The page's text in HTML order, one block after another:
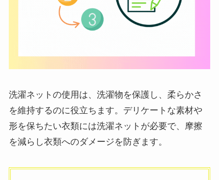
洗濯ネットの使用は、洗濯物を保護し、柔らかさ
を維持するのに役立ちます。デリケートな素材や
形を保ちたい衣類には洗濯ネットが必要で、摩擦
を減らし衣類へのダメージを防ぎます。